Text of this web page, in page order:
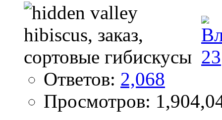
Ответов: 2,068
Просмотров: